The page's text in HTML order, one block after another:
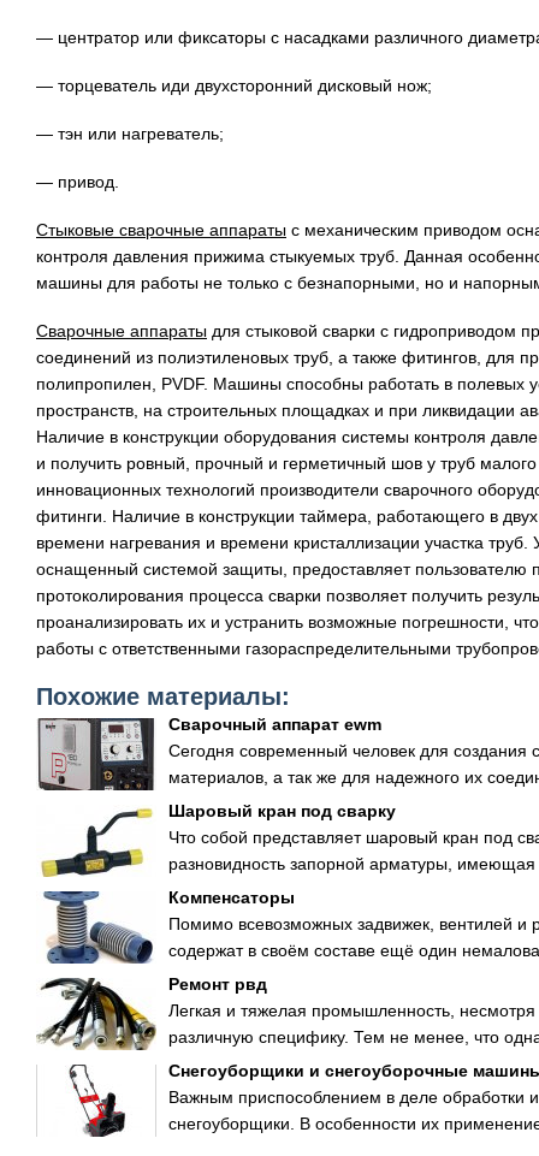
— центратор или фиксаторы с насадками различного
— торцеватель иди двухсторонний дисковый нож;
— тэн или нагреватель;
— привод.
Стыковые сварочные аппараты с механическим приводом
контроля давления прижима стыкуемых труб. Данная
машины для работы не только с безнапорными, но и
Сварочные аппараты для стыковой сварки с гидроприводом
соединений из полиэтиленовых труб, а также фитингов, для
полипропилен, PVDF. Машины способны работать в полевых
пространств, на строительных площадках и при ликвидации
Наличие в конструкции оборудования системы контроля
и получить ровный, прочный и герметичный шов у труб
инновационных технологий производители сварочного
фитинги. Наличие в конструкции таймера, работающего в
времени нагревания и времени кристаллизации участка
оснащенный системой защиты, предоставляет пользователю
протоколирования процесса сварки позволяет получить
проанализировать их и устранить возможные погрешности,
работы с ответственными газораспределительными
Похожие материалы:
Сварочный аппарат ewm
Сегодня современный человек для создания
материалов, а так же для надежного их
Шаровый кран под сварку
Что собой представляет шаровый кран под
разновидность запорной арматуры,
Компенсаторы
Помимо всевозможных задвижек, вентилей и
содержат в своём составе ещё один
Ремонт рвд
Легкая и тяжелая промышленность,
различную специфику. Тем не менее, что
Снегоуборщики и снегоуборочные
Важным приспособлением в деле обработки
снегоуборщики. В особенности их